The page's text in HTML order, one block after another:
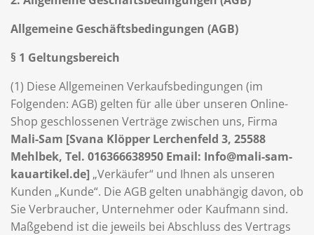
Allgemeine Geschäftsbedingungen (AGB)
§ 1 Geltungsbereich
(1) Diese Allgemeinen Verkaufsbedingungen (im
Folgenden: AGB) gelten für alle über unseren Online-
Shop geschlossenen Verträge zwischen uns, Firma
Mali-Sam [Svana Klöpper Lerchenfeld 3, 25588
Mehlbek, Tel. 016366638950 Email: Info@mali-sam-
kauartikel.de] „Verkäufer“ und Ihnen als unseren
Kunden „Kunde“. Die AGB gelten unabhängig davon, ob
Sie Verbraucher, Unternehmer oder Kaufmann sind.
Maßgebend ist die jeweils bei Abschluss des Vertrags